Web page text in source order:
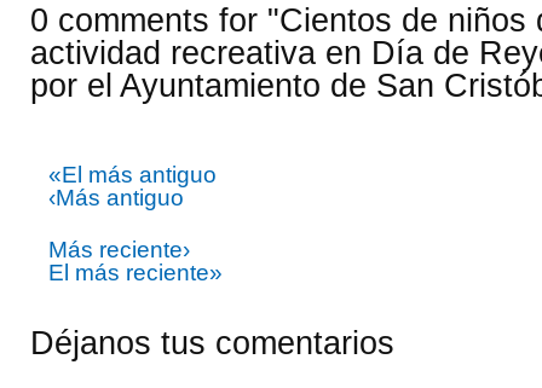
0 comments for "Cientos de niños
actividad recreativa en Día de
por el Ayuntamiento de San
«El más antiguo
‹Más antiguo
Más reciente›
El más reciente»
Déjanos tus comentarios